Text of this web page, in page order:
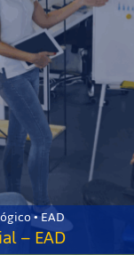
• EAD
– EAD